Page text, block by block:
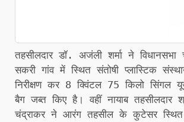
तहसीलदार डॉ. अजंली शर्मा ने
सकरी गांव में स्थित संतोषी प्लास्टिक
निरीक्षण कर 8 क्विंटल 75 किलो सिंगल
बैग जब्त किए है। वहीं नायाब तहसीलदार
चंद्राकर ने आरंग तहसील के कुटेसर स्थित